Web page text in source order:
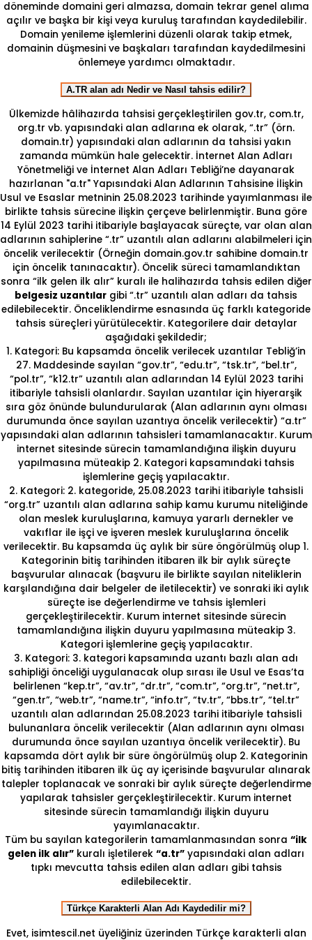
döneminde domaini geri almazsa, domain tekrar genel alıma
açılır ve başka bir kişi veya kuruluş tarafından kaydedilebilir.
Domain yenileme işlemlerini düzenli olarak takip etmek,
domainin düşmesini ve başkaları tarafından kaydedilmesini
önlemeye yardımcı olmaktadır.
A.TR alan adı Nedir ve Nasıl tahsis edilir?
Ülkemizde hâlihazırda tahsisi gerçekleştirilen gov.tr, com.tr,
org.tr vb. yapısındaki alan adlarına ek olarak, “.tr” (örn.
domain.tr) yapısındaki alan adlarının da tahsisi yakın
zamanda mümkün hale gelecektir. İnternet Alan Adları
Yönetmeliği ve İnternet Alan Adları Tebliği’ne dayanarak
hazırlanan "a.tr" Yapısındaki Alan Adlarının Tahsisine İlişkin
Usul ve Esaslar metninin 25.08.2023 tarihinde yayımlanması ile
birlikte tahsis sürecine ilişkin çerçeve belirlenmiştir. Buna göre
14 Eylül 2023 tarihi itibariyle başlayacak süreçte, var olan alan
adlarının sahiplerine “.tr” uzantılı alan adlarını alabilmeleri için
öncelik verilecektir (Örneğin domain.gov.tr sahibine domain.tr
için öncelik tanınacaktır). Öncelik süreci tamamlandıktan
sonra “ilk gelen ilk alır” kuralı ile halihazırda tahsis edilen diğer
belgesiz uzantılar gibi “.tr” uzantılı alan adları da tahsis
edilebilecektir. Önceliklendirme esnasında üç farklı kategoride
tahsis süreçleri yürütülecektir. Kategorilere dair detaylar
aşağıdaki şekildedir;
1. Kategori: Bu kapsamda öncelik verilecek uzantılar Tebliğ’in
27. Maddesinde sayılan “gov.tr”, “edu.tr”, “tsk.tr”, “bel.tr”,
“pol.tr”, “k12.tr” uzantılı alan adlarından 14 Eylül 2023 tarihi
itibariyle tahsisli olanlardır. Sayılan uzantılar için hiyerarşik
sıra göz önünde bulundurularak (Alan adlarının aynı olması
durumunda önce sayılan uzantıya öncelik verilecektir) “a.tr”
yapısındaki alan adlarının tahsisleri tamamlanacaktır. Kurum
internet sitesinde sürecin tamamlandığına ilişkin duyuru
yapılmasına müteakip 2. Kategori kapsamındaki tahsis
işlemlerine geçiş yapılacaktır.
2. Kategori: 2. kategoride, 25.08.2023 tarihi itibariyle tahsisli
“org.tr” uzantılı alan adlarına sahip kamu kurumu niteliğinde
olan meslek kuruluşlarına, kamuya yararlı dernekler ve
vakıflar ile işçi ve işveren meslek kuruluşlarına öncelik
verilecektir. Bu kapsamda üç aylık bir süre öngörülmüş olup 1.
Kategorinin bitiş tarihinden itibaren ilk bir aylık süreçte
başvurular alınacak (başvuru ile birlikte sayılan niteliklerin
karşılandığına dair belgeler de iletilecektir) ve sonraki iki aylık
süreçte ise değerlendirme ve tahsis işlemleri
gerçekleştirilecektir. Kurum internet sitesinde sürecin
tamamlandığına ilişkin duyuru yapılmasına müteakip 3.
Kategori işlemlerine geçiş yapılacaktır.
3. Kategori: 3. kategori kapsamında uzantı bazlı alan adı
sahipliği önceliği uygulanacak olup sırası ile Usul ve Esas’ta
belirlenen “kep.tr”, “av.tr”, “dr.tr”, “com.tr”, “org.tr”, “net.tr”,
“gen.tr”, “web.tr”, “name.tr”, “info.tr”, “tv.tr”, “bbs.tr”, “tel.tr”
uzantılı alan adlarından 25.08.2023 tarihi itibariyle tahsisli
bulunanlara öncelik verilecektir (Alan adlarının aynı olması
durumunda önce sayılan uzantıya öncelik verilecektir). Bu
kapsamda dört aylık bir süre öngörülmüş olup 2. Kategorinin
bitiş tarihinden itibaren ilk üç ay içerisinde başvurular alınarak
talepler toplanacak ve sonraki bir aylık süreçte değerlendirme
yapılarak tahsisler gerçekleştirilecektir. Kurum internet
sitesinde sürecin tamamlandığı ilişkin duyuru
yayımlanacaktır.
Tüm bu sayılan kategorilerin tamamlanmasından sonra “ilk
gelen ilk alır” kuralı işletilerek “a.tr” yapısındaki alan adları
tıpkı mevcutta tahsis edilen alan adları gibi tahsis
edilebilecektir.
Türkçe Karakterli Alan Adı Kaydedilir mi?
Evet, isimtescil.net üyeliğiniz üzerinden Türkçe karakterli alan